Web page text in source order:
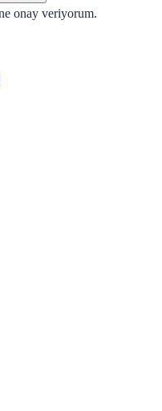
onay veriyorum.